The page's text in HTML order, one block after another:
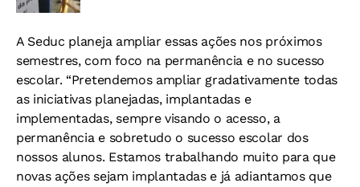
A Seduc planeja ampliar essas ações nos próximos
semestres, com foco na permanência e no sucesso
escolar. “Pretendemos ampliar gradativamente todas
as iniciativas planejadas, implantadas e
implementadas, sempre visando o acesso, a
permanência e sobretudo o sucesso escolar dos
nossos alunos. Estamos trabalhando muito para que
novas ações sejam implantadas e já adiantamos que